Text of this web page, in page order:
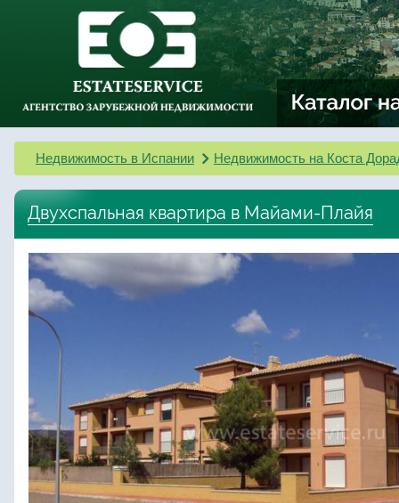
Недвижимость в Испании Недвижимость на Коста
Двухспальная квартира в Майами-Плайя